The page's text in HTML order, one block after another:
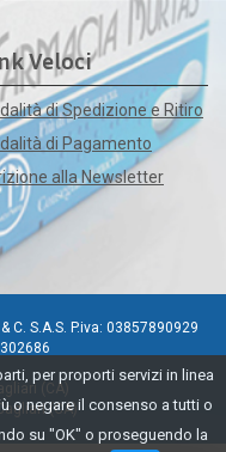
per proporti servizi in linea
o negare il consenso a tutti o
su "OK" o proseguendo la
Veloci
di Spedizione e Ritiro
di Pagamento
alla Newsletter
S.A.S. P.iva: 03857890929
(CA)
(CA)